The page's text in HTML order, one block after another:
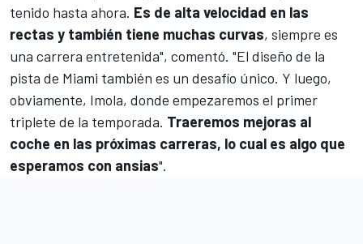
tenido hasta ahora. Es de alta velocidad en las
rectas y también tiene muchas curvas, siempre es
una carrera entretenida", comentó. "El diseño de la
pista de Miami también es un desafío único. Y luego,
obviamente, Imola, donde empezaremos el primer
triplete de la temporada. Traeremos mejoras al
coche en las próximas carreras, lo cual es algo que
esperamos con ansias".